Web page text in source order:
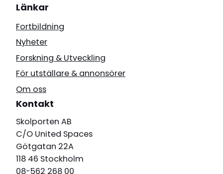
Länkar
Fortbildning
Nyheter
Forskning & Utveckling
För utställare & annonsörer
Om oss
Kontakt
Skolporten AB
C/O United Spaces
Götgatan 22A
118 46 Stockholm
08-562 268 00